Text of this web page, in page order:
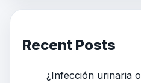
Recent Posts
¿Infección urinaria